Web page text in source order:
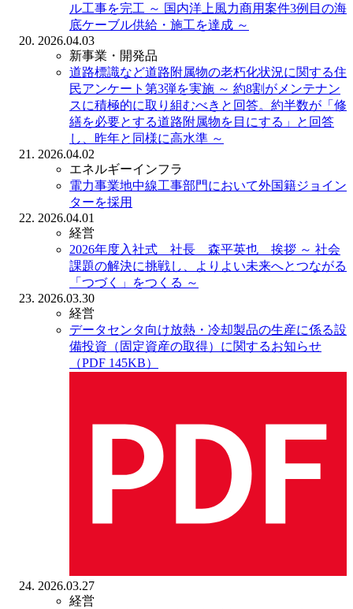
ル工事を完工 ～ 国内洋上風力商用案件3例目の海
底ケーブル供給・施工を達成 ～
2026.04.03
新事業・開発品
道路標識など道路附属物の老朽化状況に関する住
民アンケート第3弾を実施 ～ 約8割がメンテナン
スに積極的に取り組むべきと回答。約半数が「修
繕を必要とする道路附属物を目にする」と回答
し、昨年と同様に高水準 ～
2026.04.02
エネルギーインフラ
電力事業地中線工事部門において外国籍ジョイン
ターを採用
2026.04.01
経営
2026年度入社式 社長 森平英也 挨拶 ～ 社会
課題の解決に挑戦し、よりよい未来へとつながる
「つづく」をつくる ～
2026.03.30
経営
データセンタ向け放熱・冷却製品の生産に係る設
備投資（固定資産の取得）に関するお知らせ
（PDF 145KB）
2026.03.27
経営